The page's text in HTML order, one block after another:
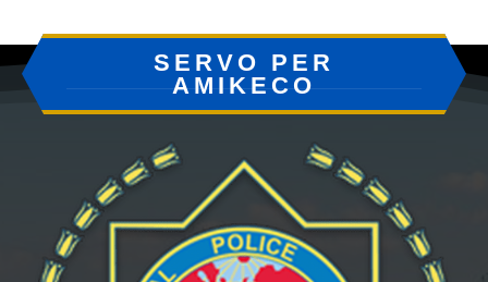
SERVO PER
AMIKECO